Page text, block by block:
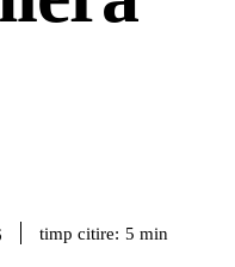
timp citire: 5 min